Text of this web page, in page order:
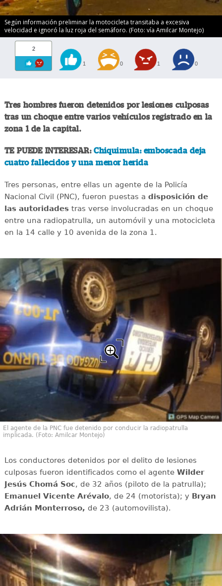
Según información preliminar la motocicleta transitaba a excesiva
velocidad e ignoró la luz roja del semáforo. (Foto: vía Amilcar Montejo)
2
1 0 1 0
Tres hombres fueron detenidos por lesiones culposas
tras un choque entre varios vehículos registrado en la
zona 1 de la capital.
TE PUEDE INTERESAR:Chiquimula: emboscada deja
cuatro fallecidos y una menor herida
Tres personas, entre ellas un agente de la Policía
Nacional Civil (PNC), fueron puestas a disposición de
las autoridadestras verse involucradas en un choque
entre una radiopatrulla, un automóvil y una motocicleta
en la 14 calle y 10 avenida de la zona 1.
El agente de la PNC fue detenido por conducir la radiopatrulla
implicada. (Foto: Amilcar Montejo)
Los conductores detenidos por el delito de lesiones
culposas fueron identificados como el agente Wilder
Jesús Chomá Soc, de 32 años (piloto de la patrulla);
Emanuel Vicente Arévalo, de 24 (motorista); y Bryan
Adrián Monterroso, de 23 (automovilista).